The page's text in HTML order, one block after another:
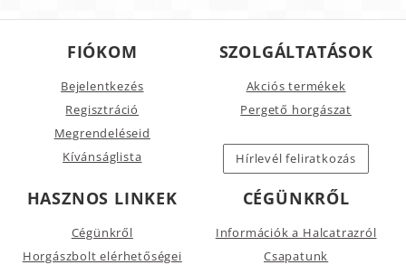
FIÓKOM
Bejelentkezés
Regisztráció
Megrendeléseid
Kívánságlista
SZOLGÁLTATÁSOK
Akciós termékek
Pergető horgászat
Hírlevél feliratkozás
HASZNOS LINKEK
Cégünkről
Horgászbolt elérhetőségei
CÉGÜNKRŐL
Információk a Halcatrazról
Csapatunk